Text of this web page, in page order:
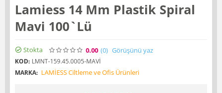
Lamiess 14 Mm Plastik Spiral
Mavi 100`Lü
Stokta 0.00 (0) Görüşünü yaz
KOD: LMNT-159.45.0005-MAVİ
MARKA: LAMİESS Ciltleme ve Ofis Ürünleri